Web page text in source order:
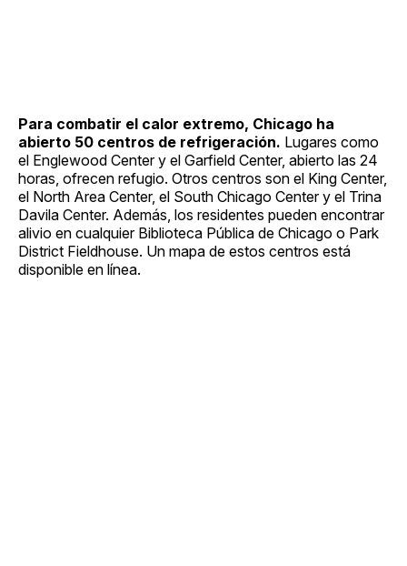
Para combatir el calor extremo, Chicago ha
abierto 50 centros de refrigeración. Lugares como
el Englewood Center y el Garfield Center, abierto las 24
horas, ofrecen refugio. Otros centros son el King Center,
el North Area Center, el South Chicago Center y el Trina
Davila Center. Además, los residentes pueden encontrar
alivio en cualquier Biblioteca Pública de Chicago o Park
District Fieldhouse. Un mapa de estos centros está
disponible en línea.